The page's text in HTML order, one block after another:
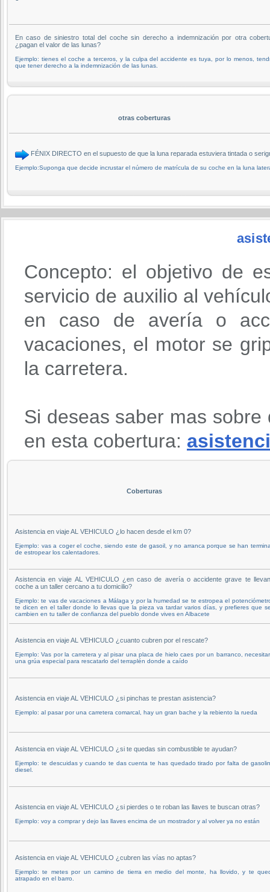
En caso de siniestro total del coche sin derecho a indemnización por otra
¿pagan el valor de las lunas?
Ejemplo: tienes el coche a terceros, y la culpa del accidente es tuya, por lo menos,
que tener derecho a la indemnización de las lunas.
otras coberturas
FÉNIX DIRECTO en el supuesto de que la luna reparada estuviera tintada o
Ejemplo:Suponga que decide incrustar el número de matrícula de su coche en la luna
Concepto: el objetivo de
servicio de auxilio al
en caso de avería o
vacaciones, el motor se
la carretera.
Si deseas saber mas
en esta cobertura:
Coberturas
Asistencia en viaje AL VEHICULO ¿lo hacen desde el km 0?
Ejemplo: vas a coger el coche, siendo este de gasoil, y no arranca porque se han
de estropear los calentadores.
Asistencia en viaje AL VEHICULO ¿en caso de avería o accidente grave te
coche a un taller cercano a tu domicilio?
Ejemplo: te vas de vacaciones a Málaga y por la humedad se te estropea el
te dicen en el taller donde lo llevas que la pieza va tardar varios días, y prefieres que
cambien en tu taller de confianza del pueblo donde vives en Albacete
Asistencia en viaje AL VEHICULO ¿cuanto cubren por el rescate?
Ejemplo: Vas por la carretera y al pisar una placa de hielo caes por un barranco,
una grúa especial para rescatarlo del terraplén donde a caído
Asistencia en viaje AL VEHICULO ¿si pinchas te prestan asistencia?
Ejemplo: al pasar por una carretera comarcal, hay un gran bache y la rebiento la rueda
Asistencia en viaje AL VEHICULO ¿si te quedas sin combustible te ayudan?
Ejemplo: te descuidas y cuando te das cuenta te has quedado tirado por falta de
diesel.
Asistencia en viaje AL VEHICULO ¿si pierdes o te roban las llaves te buscan otras?
Ejemplo: voy a comprar y dejo las llaves encima de un mostrador y al volver ya no están
Asistencia en viaje AL VEHICULO ¿cubren las vías no aptas?
Ejemplo: te metes por un camino de tierra en medio del monte, ha llovido, y te
atrapado en el barro.